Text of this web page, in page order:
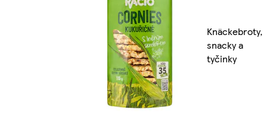
Knäckebroty,
snacky a
tyčinky